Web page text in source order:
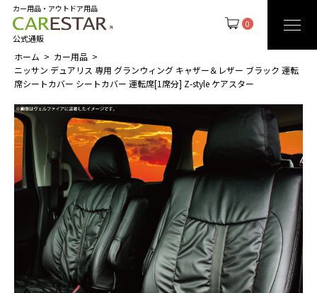
0
カー用品・アウトドア用品
公式通販
ホーム
カー用品
ニッサン デュアリス 専用 グランウィング キャザー＆レザー ブラック 運転
席シートカバー シートカバー 運転席[1席分] Z-style ケアスター